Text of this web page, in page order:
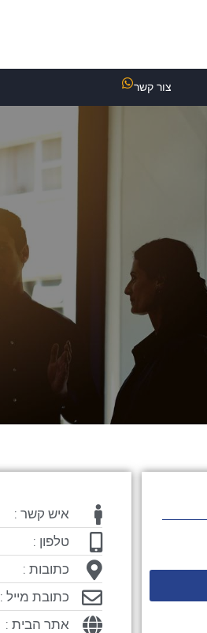
צור קשר
איש קשר :
טלפון :
כתובות :
כתובת מייל :
אתר הבית :